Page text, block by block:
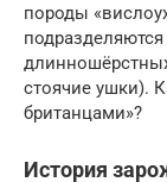
породы
стоячие ушки).
британцами»?
История